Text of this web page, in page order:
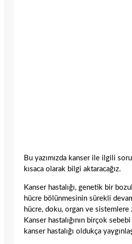
Bu yazımızda kanser ile ilgili
kısaca olarak bilgi aktaracağız.
Kanser hastalığı, genetik bir
hücre bölünmesinin sürekli
hücre, doku, organ ve sistemlere
Kanser hastalığının birçok
kanser hastalığı oldukça